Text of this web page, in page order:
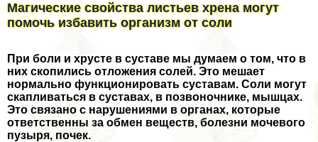
Магические свойства листьев хрена могут
помочь избавить организм от соли
При боли и хрусте в суставе мы думаем о том, что в
них скопились отложения солей. Это мешает
нормально функционировать суставам. Соли могут
скапливаться в суставах, в позвоночнике, мышцах.
Это связано с нарушениями в органах, которые
ответственны за обмен веществ, болезни мочевого
пузыря, почек.